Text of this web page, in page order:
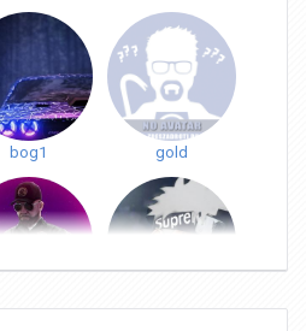
bog1 gold